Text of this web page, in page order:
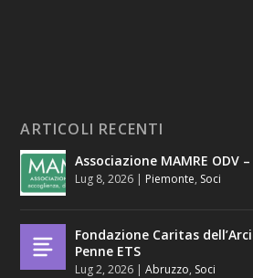
ARTICOLI RECENTI
Associazione MAMRE ODV –
Lug 8, 2026 | Piemonte, Soci
Fondazione Caritas
Penne ETS
Lug 2, 2026 |Abruzzo, Soci